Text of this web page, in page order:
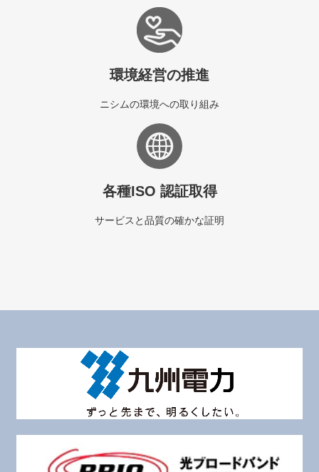
環境経営の推進
ニシムの環境への取り組み
各種ISO 認証取得
サービスと品質の確かな証明